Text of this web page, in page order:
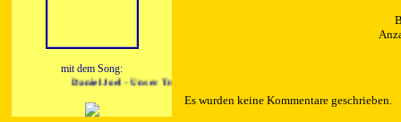
mit dem Song:
Daniel Joel - Unser Traum vom Maerchenland
Es wurden keine Kommentare geschrieben.